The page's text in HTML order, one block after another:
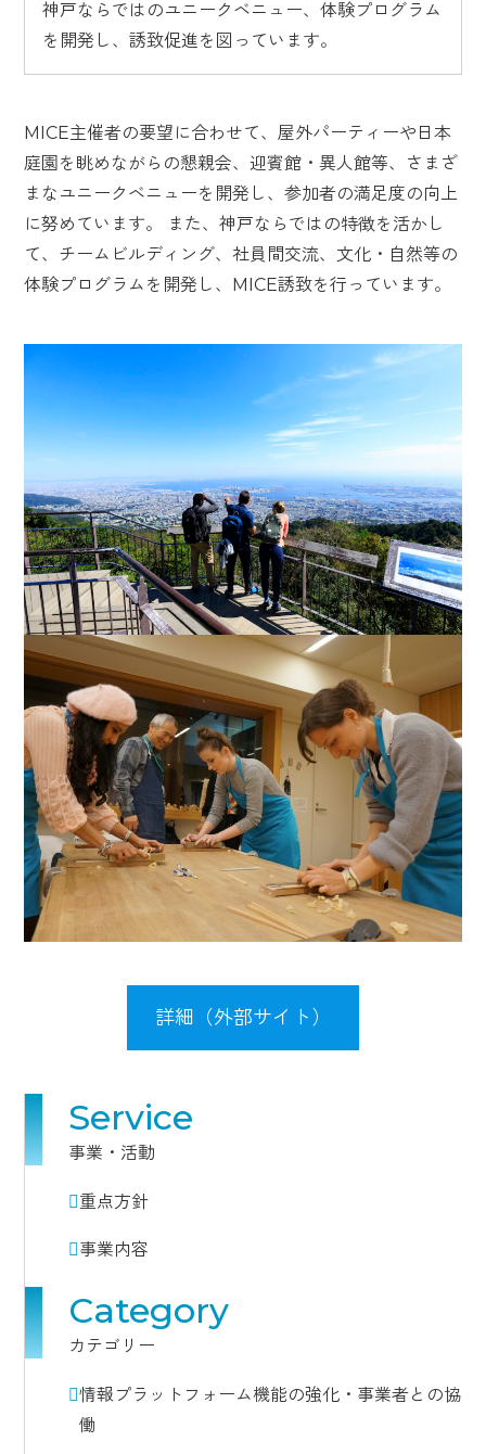
神戸ならではのユニークベニュー、体験プログラム
を開発し、誘致促進を図っています。
MICE主催者の要望に合わせて、屋外パーティーや日本
庭園を眺めながらの懇親会、迎賓館・異人館等、さまざ
まなユニークベニューを開発し、参加者の満足度の向上
に努めています。 また、神戸ならではの特徴を活かし
て、チームビルディング、社員間交流、文化・自然等の
体験プログラムを開発し、MICE誘致を行っています。
詳細（外部サイト）
Service
事業・活動
重点方針
事業内容
Category
カテゴリー
情報プラットフォーム機能の強化・事業者との協
働